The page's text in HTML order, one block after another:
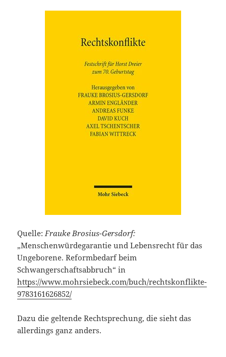
Quelle: Frauke Brosius-Gersdorf:
„Menschenwürdegarantie und Lebensrecht für das
Ungeborene. Reformbedarf beim
Schwangerschaftsabbruch“ in
https://www.mohrsiebeck.com/buch/rechtskonflikte-
9783161626852/
Dazu die geltende Rechtsprechung, die sieht das
allerdings ganz anders.